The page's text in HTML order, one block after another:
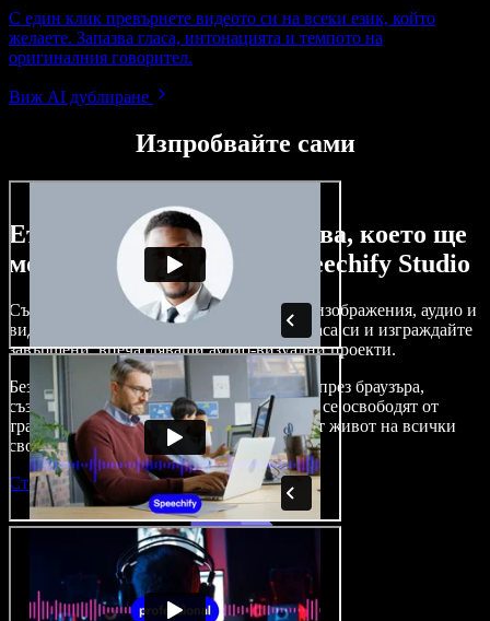
С един клик превърнете видеото си на всеки език, който
желаете. Запазва гласа, интонацията и темпото на
оригиналния говорител.
Виж AI дублиране
Изпробвайте сами
Ето само малка част от това, което ще
можете да правите със Speechify Studio
Създавайте дублажи, добавяйте стокови изображения, аудио и
видео без авторски права, клонирайте гласа си и изграждайте
завършени, впечатляващи аудио-визуални проекти.
Без крива на обучение и с достъп изцяло през браузъра,
създателите на съдържание вече могат да се освободят от
традиционните ограничения и да вдъхнат живот на всички
свои креативни идеи.
Стартирай Studio